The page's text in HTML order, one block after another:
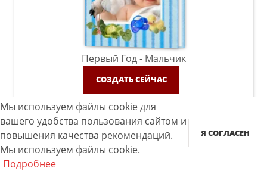
Первый Год - Мальчик
СОЗДАТЬ СЕЙЧАС
Мы используем файлы cookie для
вашего удобства пользования сайтом и
повышения качества рекомендаций.
Мы используем файлы cookie.
Подробнее
Я СОГЛАСЕН